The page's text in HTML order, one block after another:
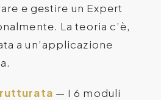
e gestire un Expert
La teoria c’è,
a un’applicazione
— I 6 moduli